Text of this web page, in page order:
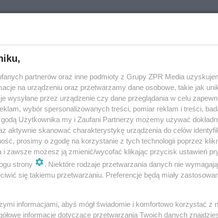
Rządowego Centrum Legislacji (RCL) opublikowano zmieniony
do źródeł ciepła wykorzystujących takie paliwo jak: pellet
inny rodzaj …
węglowy 2022. Do kiedy tarnowianie mogą
węglowy 2022. Osoby, które ogrzewają swoje gospodarstwa domowe
niespełna dwa miesiące na staranie się o dofinansowanie. Zgodnie z
partnerów oraz inne podmioty z Grupy ZPR Media
na urządzeniu oraz przetwarzamy dane osobowe, takie jak
wysyłane przez urządzenie czy dane przeglądania w celu
wybór spersonalizowanych treści, pomiar reklam i treści,
Użytkownika my i Zaufani Partnerzy możemy używać
aktywnie skanować charakterystykę urządzenia do celów
prosimy o zgodę na korzystanie z tych technologii poprzez
i zawsze możesz ją zmienić/wycofać klikając przycisk ustawień
strony
. Niektóre rodzaje przetwarzania danych nie
się takiemu przetwarzaniu. Preferencje będą miały
informacjami, abyś mógł świadomie i komfortowo korzystać z
informacje dotyczące przetwarzania Twoich danych